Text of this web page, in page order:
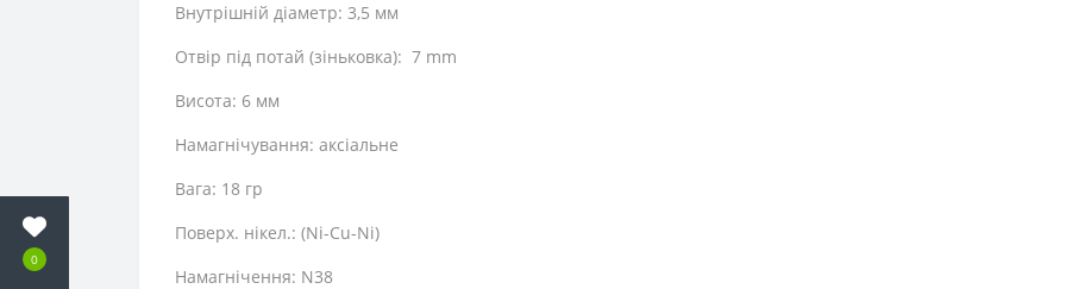
0
Внутрішній діаметр: 3,5 мм
Отвір під потай (зіньковка): 7 mm
Висота: 6 мм
Намагнічування: аксіальне
Вага: 18 гр
Поверх. нікел.: (Ni-Cu-Ni)
Намагнічення: N38